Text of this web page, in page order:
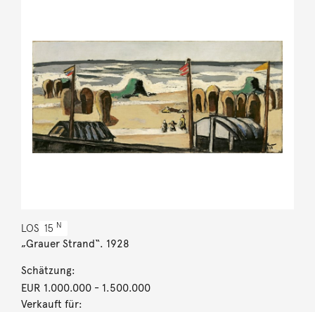
LOS 15 N
„Grauer Strand“. 1928
Schätzung:
EUR 1.000.000- 1.500.000
Verkauft für: